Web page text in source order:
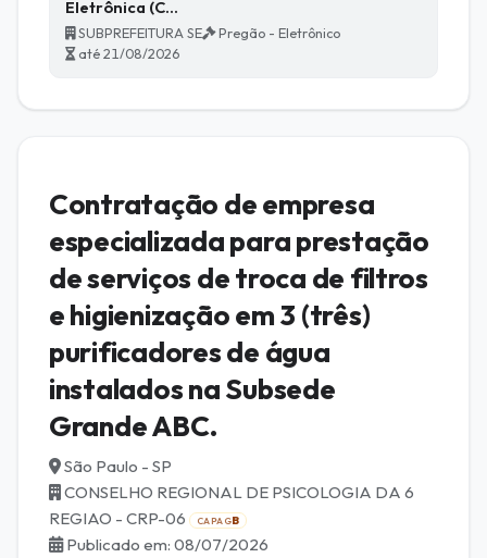
Eletrônica (C…
SUBPREFEITURA SE
Pregão - Eletrônico
até 21/08/2026
Contratação de empresa
especializada para prestação
de serviços de troca de filtros
e higienização em 3 (três)
purificadores de água
instalados na Subsede
Grande ABC.
São Paulo - SP
CONSELHO REGIONAL DE PSICOLOGIA DA 6
REGIAO - CRP-06
CAPAGB
Publicado em: 08/07/2026